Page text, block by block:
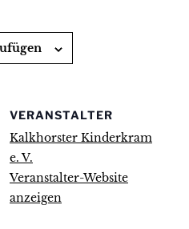
VERANSTALTER
Kalkhorster Kinderkram
e. V.
Veranstalter-Website
anzeigen